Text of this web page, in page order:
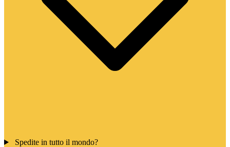
Spedite in tutto il mondo?